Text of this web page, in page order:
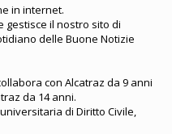
in internet.
gestisce il nostro sito di
delle Buone Notizie
con Alcatraz da 9 anni
da 14 anni.
di Diritto Civile,